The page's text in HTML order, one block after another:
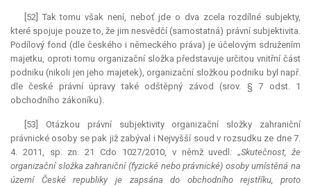
[52] Tak tomu však není, neboť jde o dva zcela rozdílné subjekty,
které spojuje pouze to, že jim nesvědčí (samostatná) právní subjektivita.
Podílový fond (dle českého i německého práva) je účelovým sdružením
majetku, oproti tomu organizační složka představuje určitou vnitřní část
podniku (nikoli jen jeho majetek), organizační složkou podniku byl např.
dle české právní úpravy také odštěpný závod (srov. § 7 odst. 1
obchodního zákoníku).
[53] Otázkou právní subjektivity organizační složky zahraniční
právnické osoby se pak již zabýval i Nejvyšší soud v rozsudku ze dne 7.
4. 2011, sp. zn. 21 Cdo 1027/2010, v němž uvedl: „Skutečnost, že
organizační složka zahraniční (fyzické nebo právnické) osoby umístěná na
území České republiky je zapsána do obchodního rejstříku, proto